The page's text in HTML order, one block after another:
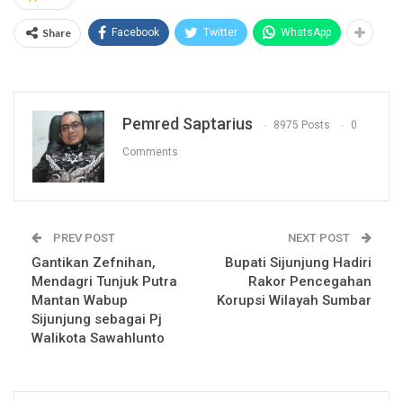
Share Facebook Twitter WhatsApp
Pemred Saptarius 8975 Posts 0
Comments
PREV POST
Gantikan Zefnihan,
Mendagri Tunjuk Putra
Mantan Wabup
Sijunjung sebagai Pj
Walikota Sawahlunto
NEXT POST
Bupati Sijunjung Hadiri
Rakor Pencegahan
Korupsi Wilayah Sumbar